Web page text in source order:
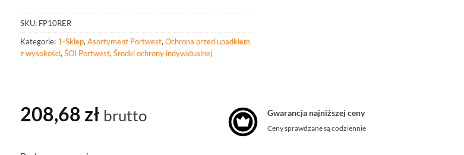
SKU: FP10RER
Kategorie: 1-Sklep, Asortyment Portwest, Ochrona przed upadkiem
z wysokości, ŚOI Portwest, Środki ochrony indywidualnej
208,68 zł brutto Gwarancja najniższej ceny
Ceny sprawdzane są codziennie